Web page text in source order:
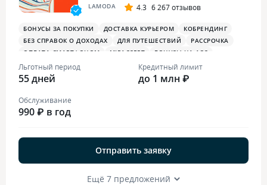
LAMODA 4.3 6 267 отзывов
БОНУСЫ ЗА ПОКУПКИ ДОСТАВКА КУРЬЕРОМ
КОБРЕНДИНГ
БЕЗ СПРАВОК О ДОХОДАХ
ДЛЯ ПУТЕШЕСТВИЙ
РАССРОЧКА
ОПЛАТА СМАРТФОНОМ
MIRACCEPT
БОНУСЫ НА АЗС
БОНУСЫ В РЕСТОРАНАХ
ПЛАТЕЖНЫЙ СТИКЕР
Льготный период
55 дней
Кредитный лимит
до 1 млн ₽
Обслуживание
990 ₽ в год
Отправить заявку
Ещё 7 предложений